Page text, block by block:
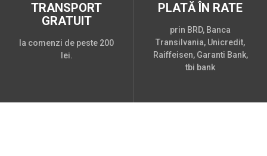
TRANSPORT
GRATUIT
la comenzi de peste 200
lei.
PLATĂ ÎN RATE
prin BRD, Banca
Transilvania, Unicredit,
Raiffeisen, Garanti Bank,
tbi bank